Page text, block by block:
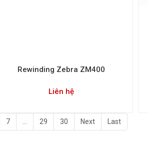
Rewinding Zebra ZM400
Liên hệ
7 29 30 Next Last